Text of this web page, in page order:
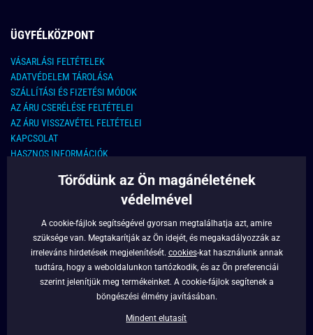
ÜGYFÉLKÖZPONT
VÁSARLÁSI FELTÉTELEK
ADATVÉDELEM TÁROLÁSA
SZÁLLÍTÁSI ÉS FIZETÉSI MÓDOK
AZ ÁRU CSERÉLÉSE FELTÉTELEI
AZ ÁRU VISSZAVÉTEL FELTÉTELEI
KAPCSOLAT
HASZNOS INFORMÁCIÓK
KAPCSOLAT
info@legyferfi.hu
FONTOS INFORMÁCIÓK
RÓLUNK
Törődünk az Ön magánéletének
védelmével
A cookie-fájlok segítségével gyorsan megtalálhatja azt, amire
szüksége van. Megtakarítják az Ön idejét, és megakadályozzák az
irreleváns hirdetések megjelenítését. cookies-kat használunk annak
tudtára, hogy a weboldalunkon tartózkodik, és az Ön preferenciái
szerint jelenítjük meg termékeinket. A cookie-fájlok segítenek a
böngészési élmény javításában.
Mindent elutasít